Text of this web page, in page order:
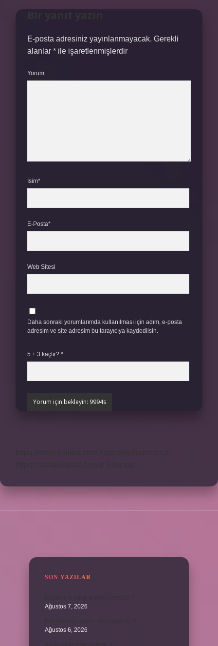
E-posta adresiniz yayınlanmayacak. Gerekli
alanlar * ile işaretlenmişlerdir
Yorum
İsim*
E-Posta*
Web Sitesi
Daha sonraki yorumlarımda kullanılması için adım, e-posta
adresim ve site adresim bu tarayıcıya kaydedilsin.
5 + 3 kaçtır? *
SON YAZILAR
Ağustos 7, 2026
Ağustos 6, 2026